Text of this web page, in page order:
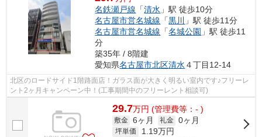
名鉄瀬戸線 「清水 」駅 徒歩10分
名古屋市営名城線 「黒川
」駅 徒歩11分
名古屋市営名城線 「名城公園 」駅 徒歩11
分
築35年 / 8階建
愛知県名古屋市北区清水 ４丁目12-14
北区のロードサイド1階路面店！ガラス面が大きく明るい室内です♪フリーレ
ント2ヶ月キャンペーン中！(工事期間中のフリーレント相談可)
29.7万円 (管理費等：- )
敷金 6ヶ月 礼金 0ヶ月
坪単価 1.19万円